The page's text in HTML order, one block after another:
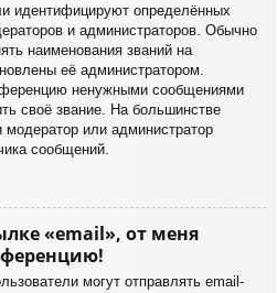
идентифицируют определённых
и администраторов. Обычно
наименования званий на
её администратором.
ненужными сообщениями
своё звание. На большинстве
или администратор
сообщений.
«email», от меня
могут отправлять email-